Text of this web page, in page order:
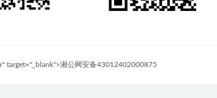
target="_blank">湘公网安备43012402000875